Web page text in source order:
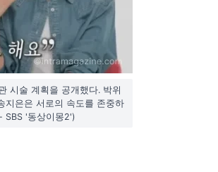
시술 계획을 공개했다. 박위
지은은 서로의 속도를 존중하
SBS '동상이몽2')